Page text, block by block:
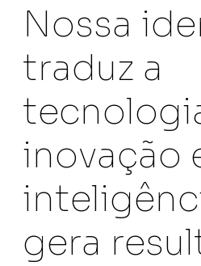
Nossa
traduz a
inovação
gera